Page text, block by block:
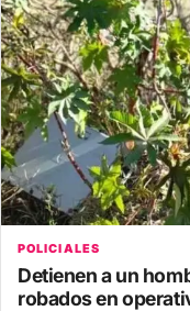
POLICIALES
Detienen a un
robados en